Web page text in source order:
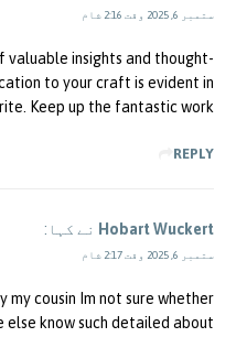
ستمبر 6, 2025 وقت 2:16 شام
valuable insights and thought-
to your craft is evident in
Keep up the fantastic work!
REPLY
Hobart Wuckert نے کہا:
ستمبر 6, 2025 وقت 2:17 شام
my cousin Im not sure whether
else know such detailed about